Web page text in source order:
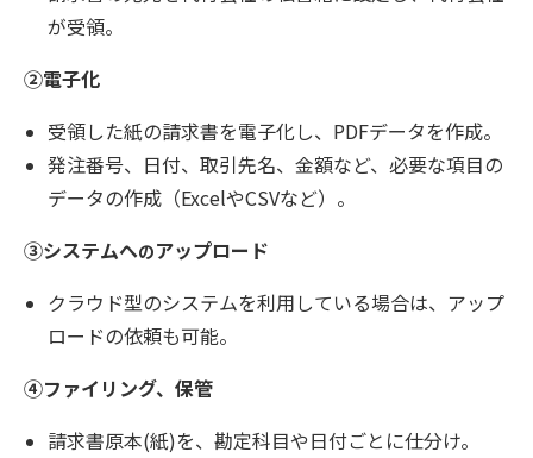
が受領。
②電子化
受領した紙の請求書を電子化し、PDFデータを作成。
発注番号、日付、取引先名、金額など、必要な項目の
データの作成（ExcelやCSVなど）。
③システムへのアップロード
クラウド型のシステムを利用している場合は、アップ
ロードの依頼も可能。
④ファイリング、保管
請求書原本(紙)を、勘定科目や日付ごとに仕分け。